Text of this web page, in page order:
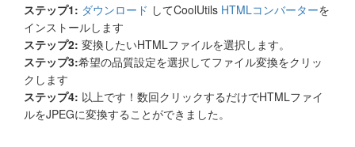
ステップ1: ダウンロード してCoolUtils HTMLコンバーターを
インストールします
ステップ2: 変換したいHTMLファイルを選択します。
ステップ3:希望の品質設定を選択してファイル変換をクリッ
クします
ステップ4: 以上です！数回クリックするだけでHTMLファイ
ルをJPEGに変換することができました。